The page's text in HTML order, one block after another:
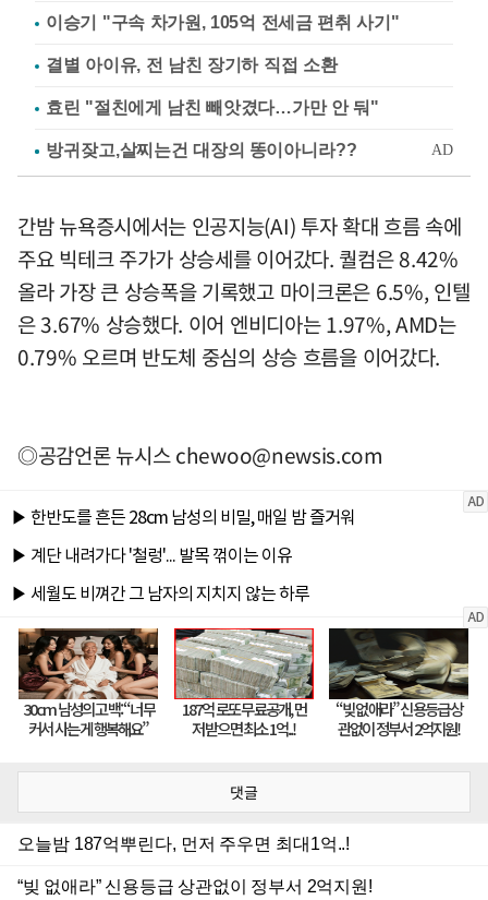
이승기 "구속 차가원, 105억 전세금 편취 사기"
결별 아이유, 전 남친 장기하 직접 소환
효린 "절친에게 남친 빼앗겼다…가만 안 둬"
간밤 뉴욕증시에서는 인공지능(AI) 투자 확대 흐름 속에
주요 빅테크 주가가 상승세를 이어갔다. 퀄컴은 8.42%
올라 가장 큰 상승폭을 기록했고 마이크론은 6.5%, 인텔
은 3.67% 상승했다. 이어 엔비디아는 1.97%, AMD는
0.79% 오르며 반도체 중심의 상승 흐름을 이어갔다.
◎공감언론 뉴시스chewoo@newsis.com
댓글